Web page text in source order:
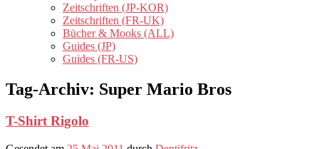
Zeitschriften (JP-KOR)
Zeitschriften (FR-UK)
Bücher & Mooks (ALL)
Guides (JP)
Guides (FR-US)
Tag-Archiv: Super Mario Bros
T-Shirt Rigolo